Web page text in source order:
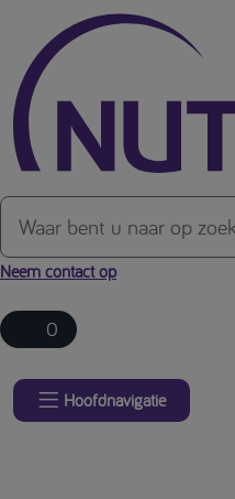
Over de inhoud van de pagina
Neem contact op
0
Hoofdnavigatie